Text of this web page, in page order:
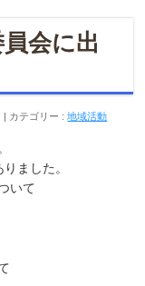
会に出
カテゴリー :地域活動
ました。
いて